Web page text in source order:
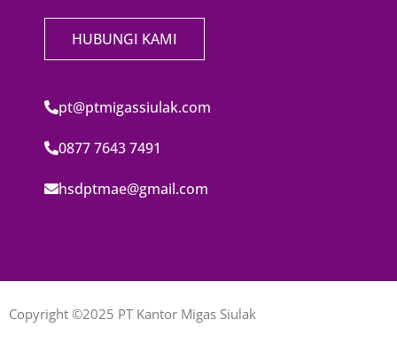
HUBUNGI KAMI
pt@ptmigassiulak.com
0877 7643 7491
hsdptmae@gmail.com
Copyright ©2025 PT Kantor Migas Siulak